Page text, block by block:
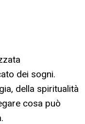
dei sogni.
della spiritualità
cosa può